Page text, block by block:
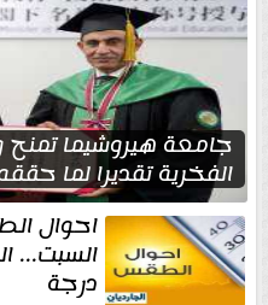
جامعة هيروشيما تمنح
الفخرية تقديرا لما
احوال
درجة